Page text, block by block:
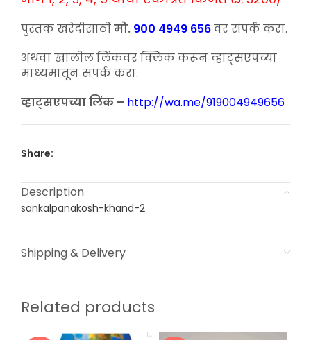
पुस्तक खरेदीसाठीमो. 900 4949 656वर संपर्क करा.
अथवा खालील लिंकवर क्लिक करून व्हाट्सएपच्या
माध्यमातून संपर्क करा.
व्हाट्सएपच्या लिंक – http://wa.me/919004949656
Share:
Description
sankalpanakosh-khand-2
Shipping & Delivery
Related products